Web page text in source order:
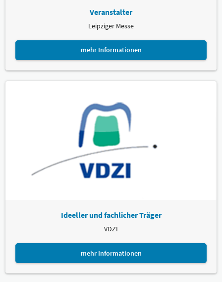
Veranstalter
Leipziger Messe
mehr Informationen
Ideeller und fachlicher Träger
VDZI
mehr Informationen